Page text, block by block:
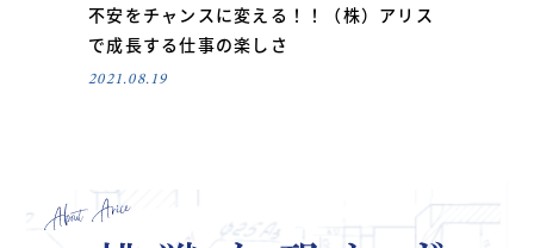
不安をチャンスに変える！！（株）アリス
で成長する仕事の楽しさ
2021.08.19